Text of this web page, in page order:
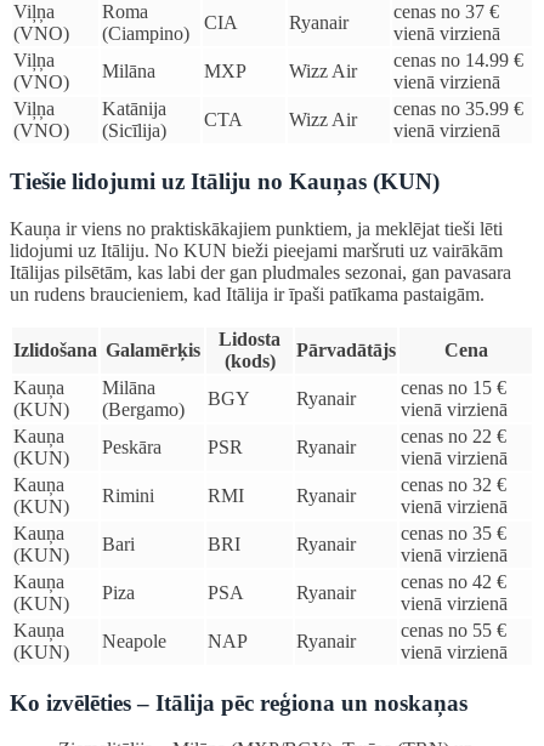
Viļņa
(VNO)
Roma
(Ciampino)
CIA Ryanair
cenas no 37 €
vienā virzienā
Viļņa
(VNO)
Milāna MXP Wizz Air
cenas no 14.99 €
vienā virzienā
Viļņa
(VNO)
Katānija
(Sicīlija)
CTA Wizz Air
cenas no 35.99 €
vienā virzienā
Tiešie lidojumi uz Itāliju no Kauņas (KUN)
Kauņa ir viens no praktiskākajiem punktiem, ja meklējat tieši lēti
lidojumi uz Itāliju. No KUN bieži pieejami maršruti uz vairākām
Itālijas pilsētām, kas labi der gan pludmales sezonai, gan pavasara
un rudens braucieniem, kad Itālija ir īpaši patīkama pastaigām.
Izlidošana Galamērķis
Lidosta
(kods)
Pārvadātājs
Cena
Kauņa
(KUN)
Milāna
(Bergamo)
BGY Ryanair
cenas no 15 €
vienā virzienā
Kauņa
(KUN)
Peskāra PSR Ryanair
cenas no 22 €
vienā virzienā
Kauņa
(KUN)
Rimini RMI Ryanair
cenas no 32 €
vienā virzienā
Kauņa
(KUN)
Bari BRI Ryanair
cenas no 35 €
vienā virzienā
Kauņa
(KUN)
Piza PSA Ryanair
cenas no 42 €
vienā virzienā
Kauņa
(KUN)
Neapole NAP Ryanair
cenas no 55 €
vienā virzienā
Ko izvēlēties – Itālija pēc reģiona un noskaņas